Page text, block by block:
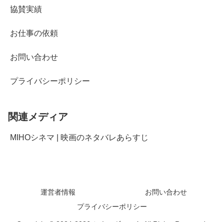
協賛実績
お仕事の依頼
お問い合わせ
プライバシーポリシー
関連メディア
MIHOシネマ | 映画のネタバレあらすじ
運営者情報
お問い合わせ
プライバシーポリシー